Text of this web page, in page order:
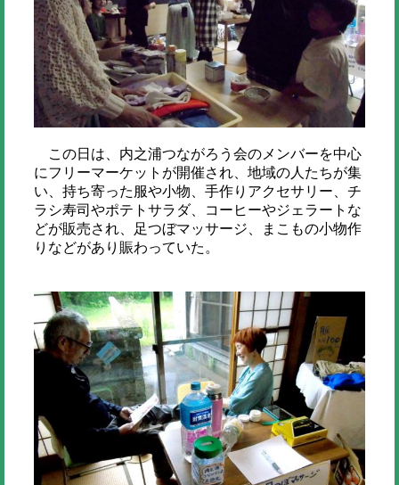
この日は、内之浦つながろう会のメンバーを中心
にフリーマーケットが開催され、地域の人たちが集
い、持ち寄った服や小物、手作りアクセサリー、チ
ラシ寿司やポテトサラダ、コーヒーやジェラートな
どが販売され、足つぼマッサージ、まこもの小物作
りなどがあり賑わっていた。